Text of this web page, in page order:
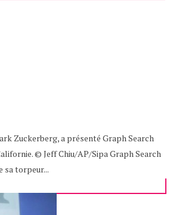
Zuckerberg, a présenté Graph Search
© Jeff Chiu/AP/Sipa Graph Search
sa torpeur...